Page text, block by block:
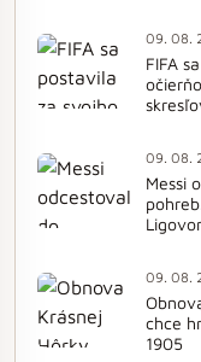
09. 08.
FIFA
09. 08.
Messi
09. 08.
chce
1905